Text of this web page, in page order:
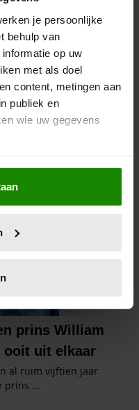
je persoonlijke
behulp van
op uw
met als doel
content, metingen aan
publiek en
wie uw gegevens
graag:
uw geografische
nauwkeurig kan zijn
(fingerprinting)
het
en advertenties te
media te bieden
Ook delen we
site met onze